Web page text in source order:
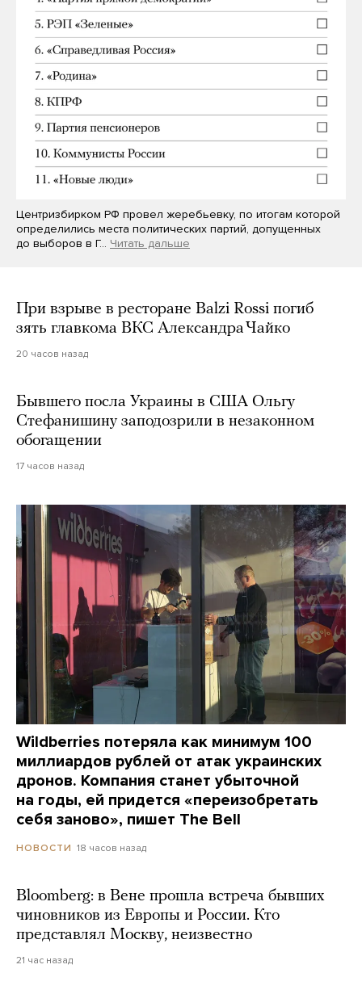
Центризбирком РФ провел жеребьевку, по итогам которой
определились места политических партий, допущенных
до выборов в Г… Читать дальше
При взрыве в ресторане Balzi Rossi погиб
зять главкома ВКС Александра Чайко
20 часов назад
Бывшего посла Украины в США Ольгу
Стефанишину заподозрили в незаконном
обогащении
17 часов назад
Wildberries потеряла как минимум 100
миллиардов рублей от атак украинских
дронов. Компания станет убыточной
на годы, ей придется «переизобретать
себя заново», пишет The Bell
НОВОСТИ 18 часов назад
Bloomberg: в Вене прошла встреча бывших
чиновников из Европы и России. Кто
представлял Москву, неизвестно
21 час назад